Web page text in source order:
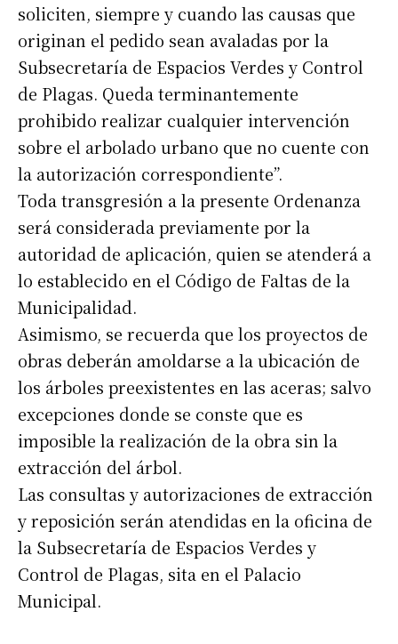
soliciten, siempre y cuando las causas que
originan el pedido sean avaladas por la
Subsecretaría de Espacios Verdes y Control
de Plagas. Queda terminantemente
prohibido realizar cualquier intervención
sobre el arbolado urbano que no cuente con
la autorización correspondiente”.
Toda transgresión a la presente Ordenanza
será considerada previamente por la
autoridad de aplicación, quien se atenderá a
lo establecido en el Código de Faltas de la
Municipalidad.
Asimismo, se recuerda que los proyectos de
obras deberán amoldarse a la ubicación de
los árboles preexistentes en las aceras; salvo
excepciones donde se conste que es
imposible la realización de la obra sin la
extracción del árbol.
Las consultas y autorizaciones de extracción
y reposición serán atendidas en la oficina de
la Subsecretaría de Espacios Verdes y
Control de Plagas, sita en el Palacio
Municipal.